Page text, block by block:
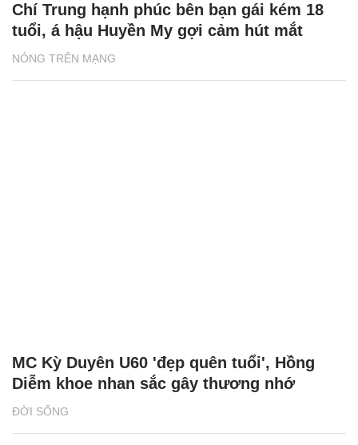
NÓNG TRÊN MẠNG
Chí Trung hạnh phúc bên bạn gái kém 18
tuổi, á hậu Huyền My gợi cảm hút mắt
ĐỜI SỐNG
MC Kỳ Duyên U60 'đẹp quên tuổi', Hồng
Diễm khoe nhan sắc gây thương nhớ